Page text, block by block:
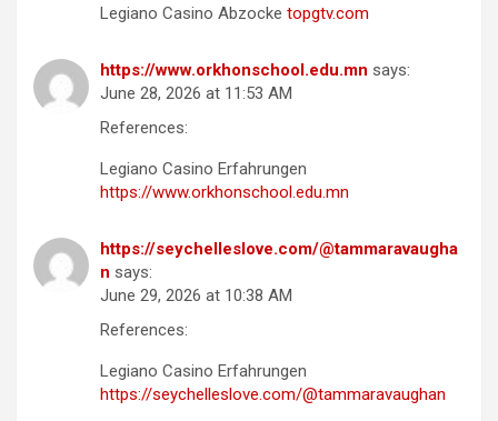
Legiano Casino Abzocke topgtv.com
https://www.orkhonschool.edu.mn says:
June 28, 2026 at 11:53 AM
References:
Legiano Casino Erfahrungen
https://www.orkhonschool.edu.mn
https://seychelleslove.com/@tammaravaugha
n says:
June 29, 2026 at 10:38 AM
References:
Legiano Casino Erfahrungen
https://seychelleslove.com/@tammaravaughan